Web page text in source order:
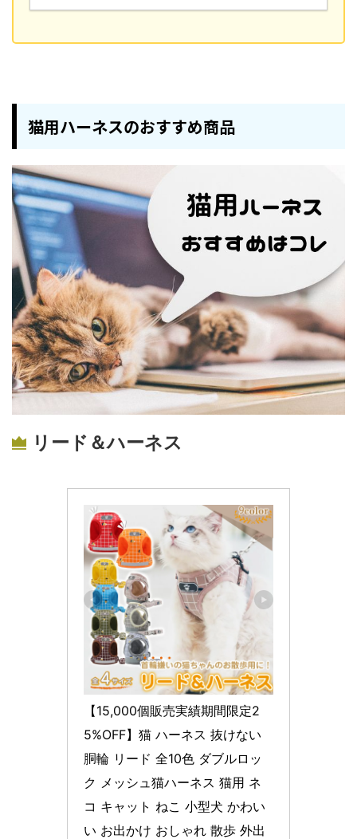
猫用ハーネスのおすすめ商品
リード＆ハーネス
【15,000個販売実績期間限定2
5%OFF】猫 ハーネス 抜けない
胴輪 リード 全10色 ダブルロッ
ク メッシュ猫ハーネス 猫用 ネ
コ キャット ねこ 小型犬 かわい
い お出かけ おしゃれ 散歩 外出